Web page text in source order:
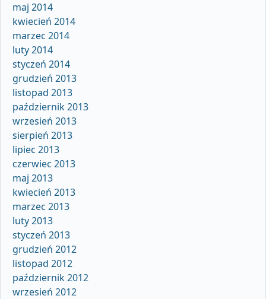
maj 2014
kwiecień 2014
marzec 2014
luty 2014
styczeń 2014
grudzień 2013
listopad 2013
październik 2013
wrzesień 2013
sierpień 2013
lipiec 2013
czerwiec 2013
maj 2013
kwiecień 2013
marzec 2013
luty 2013
styczeń 2013
grudzień 2012
listopad 2012
październik 2012
wrzesień 2012